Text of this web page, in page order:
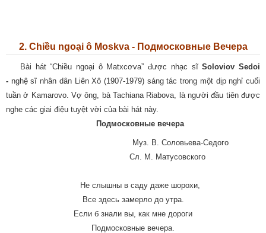
2. Chiều ngoại ô Moskva - Подмосковные Вечера
Bài hát “Chiều ngoại ô Matxcơva” được nhạc sĩSoloviov Sedoi
- nghệ sĩ nhân dân Liên Xô (1907-1979) sáng tác trong một dịp nghỉ cuối
tuần ở Kamarovo. Vợ ông, bà Tachiana Riabova, là người đầu tiên được
nghe các giai điệu tuyệt vời của bài hát này.
Подмосковные вечера
Муз. В. Соловьева-Седого
Сл. М. Матусовского
Не слышны в саду даже шорохи,
Все здесь замерло до утра.
Если б знали вы, как мне дороги
Подмосковные вечера.